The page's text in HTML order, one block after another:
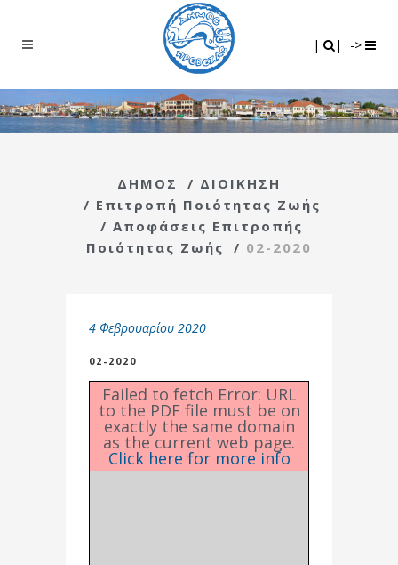
| | ->
ΔΗΜΟΣ / ΔΙΟΙΚΗΣΗ
/ Επιτροπή Ποιότητας Ζωής
/ Αποφάσεις Επιτροπής
Ποιότητας Ζωής
/ 02-2020
4 Φεβρουαρίου 2020
02-2020
Failed to fetch Error: URL
to the PDF file must be on
exactly the same domain
as the current web page.
Click here for more info